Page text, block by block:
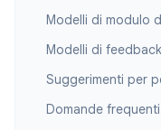
Modelli di modulo
Modelli di
Domande frequenti